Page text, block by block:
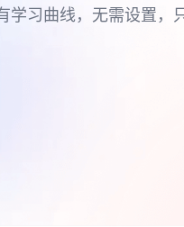
学习曲线，无需设置，